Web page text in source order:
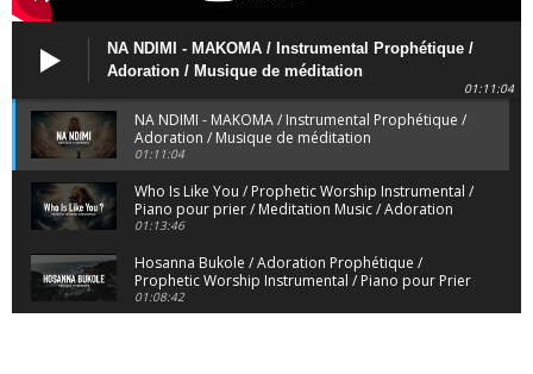
NA NDIMI - MAKOMA / Instrumental Prophétique /
Adoration / Musique de méditation
01:11:04
NA NDIMI - MAKOMA / Instrumental Prophétique /
Adoration / Musique de méditation
01:11:04
Who Is Like You / Prophetic Worship Instrumental /
Piano pour prier / Meditation Music / Adoration
01:13:46
Hosanna Bukole / Adoration Prophétique /
Prophetic Worship Instrumental / Piano pour Prier
01:08:42